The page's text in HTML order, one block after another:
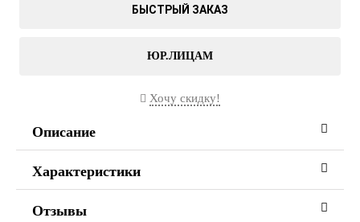
БЫСТРЫЙ ЗАКАЗ
ЮР.ЛИЦАМ
Хочу скидку!
Описание
Характеристики
Отзывы